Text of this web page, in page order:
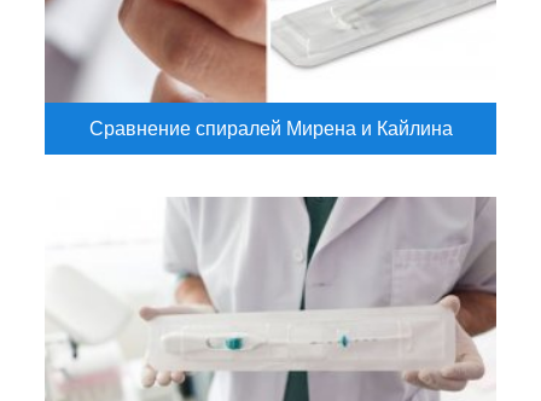
Сравнение спиралей Мирена и Кайлина